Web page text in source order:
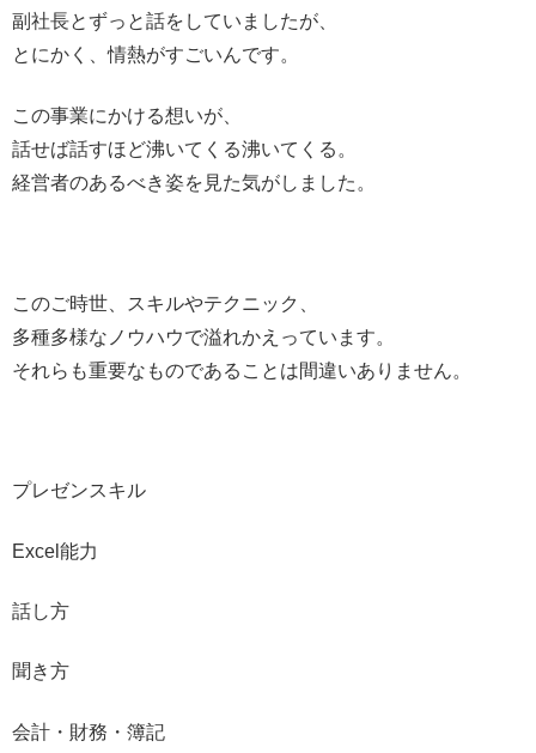
副社長とずっと話をしていましたが、
とにかく、情熱がすごいんです。
この事業にかける想いが、
話せば話すほど沸いてくる沸いてくる。
経営者のあるべき姿を見た気がしました。
このご時世、スキルやテクニック、
多種多様なノウハウで溢れかえっています。
それらも重要なものであることは間違いありません。
プレゼンスキル
Excel能力
話し方
聞き方
会計・財務・簿記